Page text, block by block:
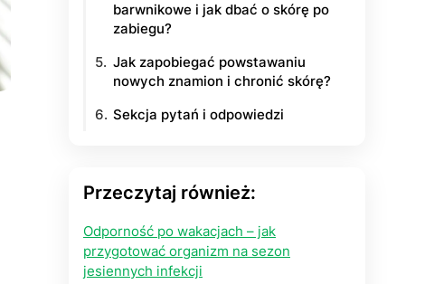
barwnikowe i jak dbać o skórę po
zabiegu?
Jak zapobiegać powstawaniu
nowych znamion i chronić skórę?
Sekcja pytań i odpowiedzi
Przeczytaj również:
Odporność po wakacjach – jak
przygotować organizm na sezon
jesiennych infekcji